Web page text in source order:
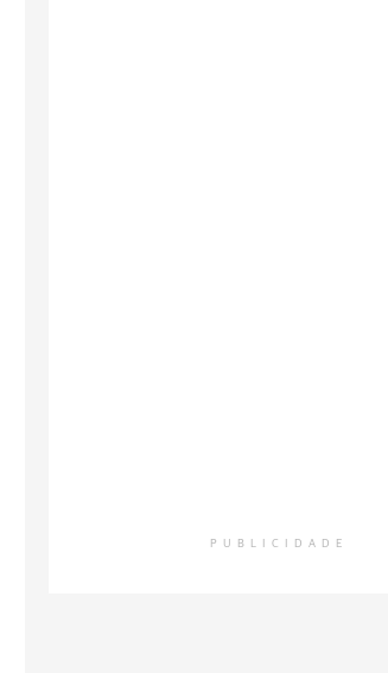
PUBLICIDADE